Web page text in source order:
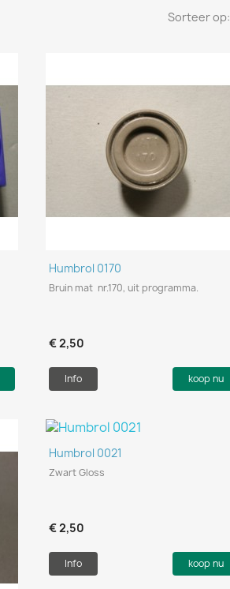
Sorteer op:
Snel bekijken
Humbrol 0170
Bruin mat nr.170, uit programma.
€ 2,50
Info koop nu
Snel bekijken
Humbrol 0021
Zwart Gloss
€ 2,50
Info koop nu